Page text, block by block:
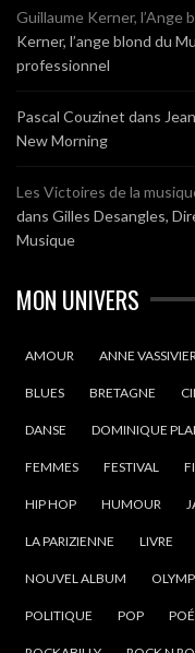
Guillaume Kerner, l’Ange
Kerner, l’ange blond du
professionnel
Pascal Couzinet dans
New Morning
Les Victoires de la
dans Gilles Desangles,
Musique
MON UNIVERS
AMOUR ANNE
BLUES BRETAGNE
DANSE DOMINIQUE
FEMMES FESTIVAL
HIP HOP HUMOUR
LA PARIZIENNE LIVRE
NOUVEL ALBUM
POLITIQUE POP